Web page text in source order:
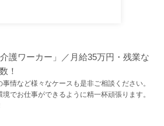
護ワーカー」／月給35万円・残業な
！
情など様々なケースも是非ご相談ください。
でお仕事ができるように精一杯頑張ります。